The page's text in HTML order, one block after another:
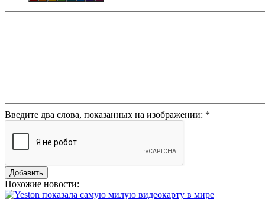
Введите два слова, показанных на изображении: *
Похожие новости: